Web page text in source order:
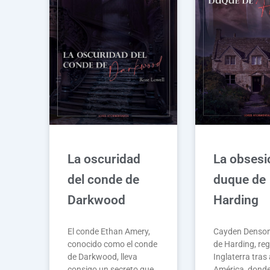
La oscuridad
del conde de
Darkwood
El conde Ethan Amery,
conocido como el conde
de Darkwood, lleva
La
duque de
Harding
Cayden
de Harding,
Inglaterra tras